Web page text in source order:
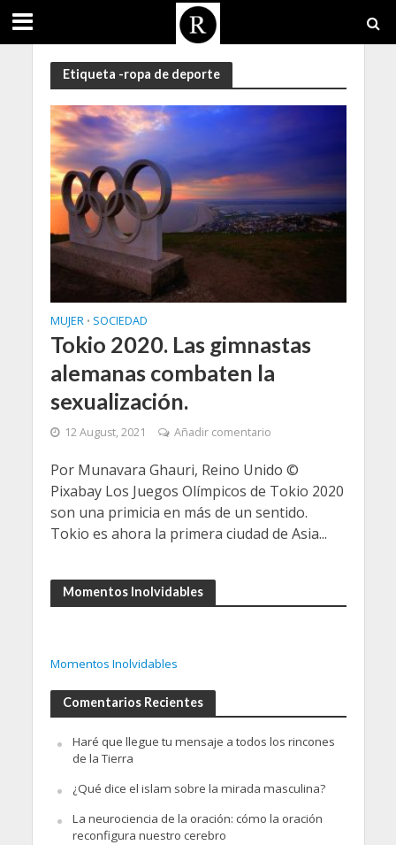
Etiqueta -ropa de deporte
MUJER • SOCIEDAD
Tokio 2020. Las gimnastas
alemanas combaten la
sexualización.
12 August, 2021 Añadir comentario
Por Munavara Ghauri, Reino Unido ©
Pixabay Los Juegos Olímpicos de Tokio 2020
son una primicia en más de un sentido.
Tokio es ahora la primera ciudad de Asia...
Momentos Inolvidables
Momentos Inolvidables
Comentarios Recientes
Haré que llegue tu mensaje a todos los rincones
de la Tierra
¿Qué dice el islam sobre la mirada masculina?
La neurociencia de la oración: cómo la oración
reconfigura nuestro cerebro